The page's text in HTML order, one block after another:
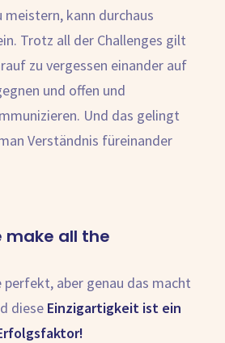
kann durchaus
Trotz all der Challenges gilt
zu vergessen einander auf
und offen und
Und das gelingt
Verständnis füreinander
make all the
perfekt, aber genau das macht
diese Einzigartigkeit ist ein